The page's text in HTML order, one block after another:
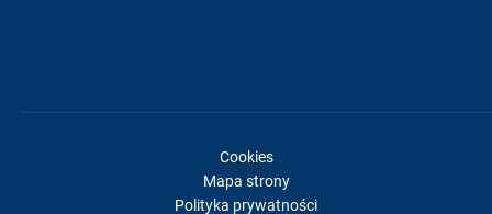
Cookies
Mapa strony
Polityka prywatności